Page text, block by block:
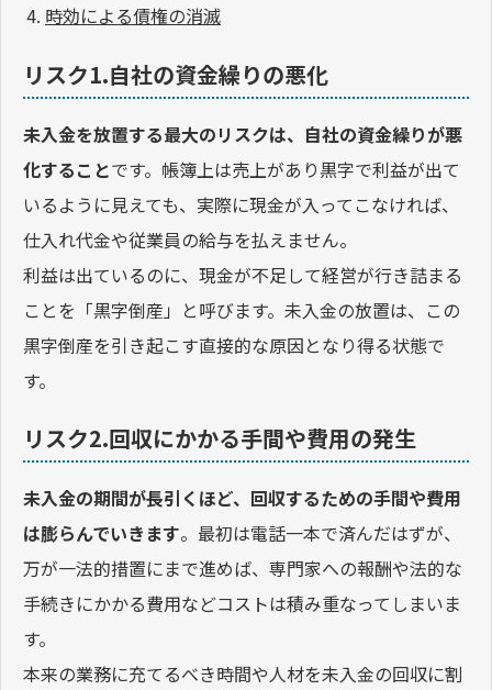
時効による債権の消滅
リスク1.自社の資金繰りの悪化
未入金を放置する最大のリスクは、自社の資金繰りが悪
化することです。帳簿上は売上があり黒字で利益が出て
いるように見えても、実際に現金が入ってこなければ、
仕入れ代金や従業員の給与を払えません。
利益は出ているのに、現金が不足して経営が行き詰まる
ことを「黒字倒産」と呼びます。未入金の放置は、この
黒字倒産を引き起こす直接的な原因となり得る状態で
す。
リスク2.回収にかかる手間や費用の発生
未入金の期間が長引くほど、回収するための手間や費用
は膨らんでいきます。最初は電話一本で済んだはずが、
万が一法的措置にまで進めば、専門家への報酬や法的な
手続きにかかる費用などコストは積み重なってしまいま
す。
本来の業務に充てるべき時間や人材を未入金の回収に割